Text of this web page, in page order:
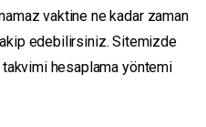
vaktine ne kadar zaman
edebilirsiniz. Sitemizde
takvimi hesaplama yöntemi